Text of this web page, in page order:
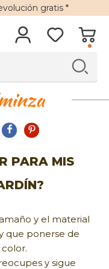
gratis*
PARA MIS
y el material
que ponerse de
y sigue